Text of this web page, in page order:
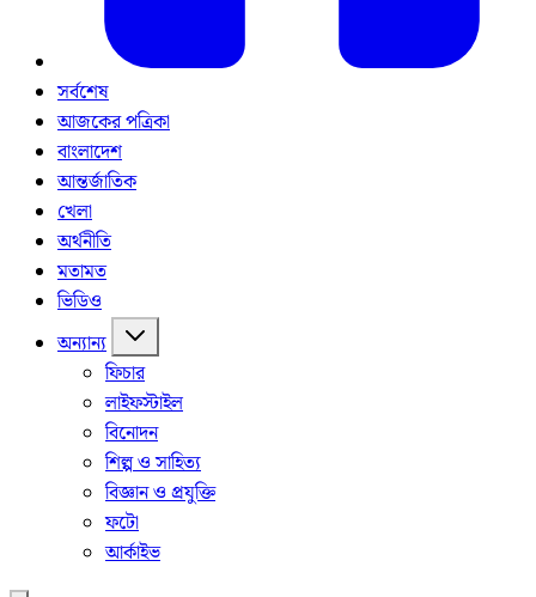
সর্বশেষ
আজকের পত্রিকা
বাংলাদেশ
আন্তর্জাতিক
খেলা
অর্থনীতি
মতামত
ভিডিও
অন্যান্য
ফিচার
লাইফস্টাইল
বিনোদন
শিল্প ও সাহিত্য
বিজ্ঞান ও প্রযুক্তি
ফটো
আর্কাইভ